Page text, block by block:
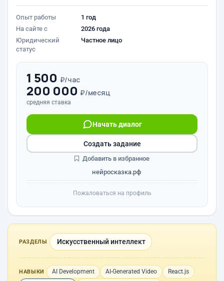
Опыт работы
1 год
На сайте с
2026 года
Юридический
статус
Частное лицо
1 500 ₽/час
200 000 ₽/месяц
средняя ставка
Начать диалог
нейросказка.рф
Создать задание
Добавить в избранное
Пожаловаться на профиль
РАЗДЕЛЫ Искусственный интеллект
НАВЫКИ AI Development AI-Generated Video
React.js